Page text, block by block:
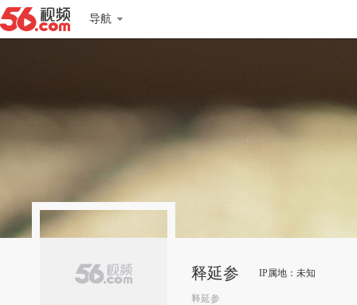
导航
释延参 IP属地：未知
释延参